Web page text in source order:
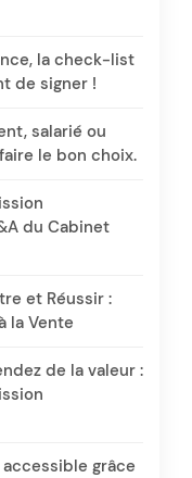
la check-list
de signer !
salarié ou
le bon choix.
du Cabinet
et Réussir :
la Vente
de la valeur :
grâce